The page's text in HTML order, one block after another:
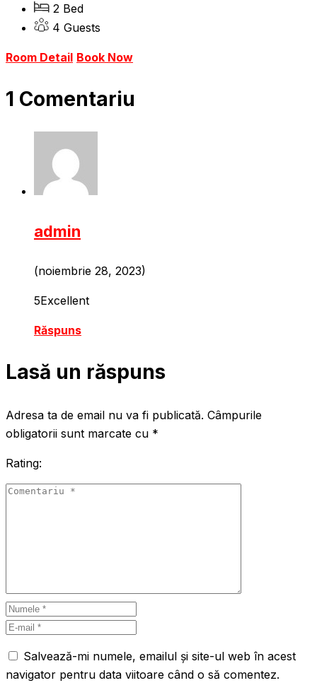
2 Bed
4 Guests
Room Detail Book Now
1 Comentariu
admin
(noiembrie 28, 2023)
5Excellent
Răspuns
Lasă un răspuns
Adresa ta de email nu va fi publicată. Câmpurile
obligatorii sunt marcate cu *
Rating:
Salvează-mi numele, emailul și site-ul web în acest
navigator pentru data viitoare când o să comentez.